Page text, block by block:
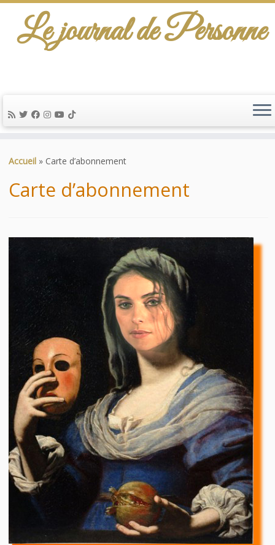
au
Le journal de Personne
Accueil » Carte d’abonnement
Carte d’abonnement